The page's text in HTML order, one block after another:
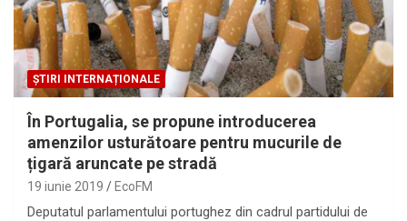
ȘTIRI INTERNAȚIONALE
În Portugalia, se propune introducerea
amenzilor usturătoare pentru mucurile de
țigară aruncate pe stradă
19 iunie 2019 EcoFM
Deputatul parlamentului portughez din cadrul partidului de